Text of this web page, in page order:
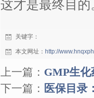
这才是最终目的
关键字：
本文网址： http://
上一篇： GMP生化
下一篇： 医保目录